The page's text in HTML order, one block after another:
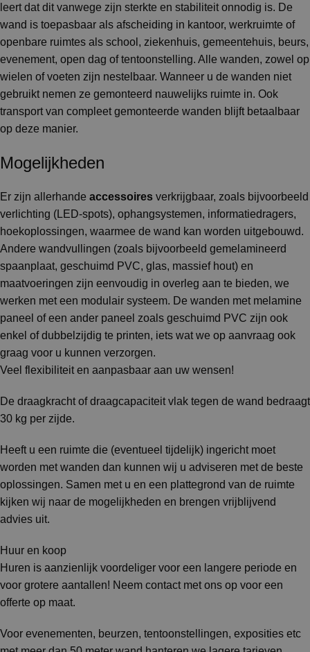
leert dat dit vanwege zijn sterkte en stabiliteit onnodig is. De
wand is toepasbaar als afscheiding in kantoor, werkruimte of
openbare ruimtes als school, ziekenhuis, gemeentehuis, beurs,
evenement, open dag of tentoonstelling. Alle wanden, zowel op
wielen of voeten zijn nestelbaar. Wanneer u de wanden niet
gebruikt nemen ze gemonteerd nauwelijks ruimte in. Ook
transport van compleet gemonteerde wanden blijft betaalbaar
op deze manier.
Mogelijkheden
Er zijn allerhande accessoires verkrijgbaar, zoals bijvoorbeeld
verlichting (LED-spots), ophangsystemen, informatiedragers,
hoekoplossingen, waarmee de wand kan worden uitgebouwd.
Andere wandvullingen (zoals bijvoorbeeld gemelamineerd
spaanplaat, geschuimd PVC, glas, massief hout) en
maatvoeringen zijn eenvoudig in overleg aan te bieden, we
werken met een modulair systeem. De wanden met melamine
paneel of een ander paneel zoals geschuimd PVC zijn ook
enkel of dubbelzijdig te printen, iets wat we op aanvraag ook
graag voor u kunnen verzorgen.
Veel flexibiliteit en aanpasbaar aan uw wensen!
De draagkracht of draagcapaciteit vlak tegen de wand bedraagt
30 kg per zijde.
Heeft u een ruimte die (eventueel tijdelijk) ingericht moet
worden met wanden dan kunnen wij u adviseren met de beste
oplossingen. Samen met u en een plattegrond van de ruimte
kijken wij naar de mogelijkheden en brengen vrijblijvend
advies uit.
Huur en koop
Huren is aanzienlijk voordeliger voor een langere periode en
voor grotere aantallen! Neem contact met ons op voor een
offerte op maat.
Voor evenementen, beurzen, tentoonstellingen, exposities etc